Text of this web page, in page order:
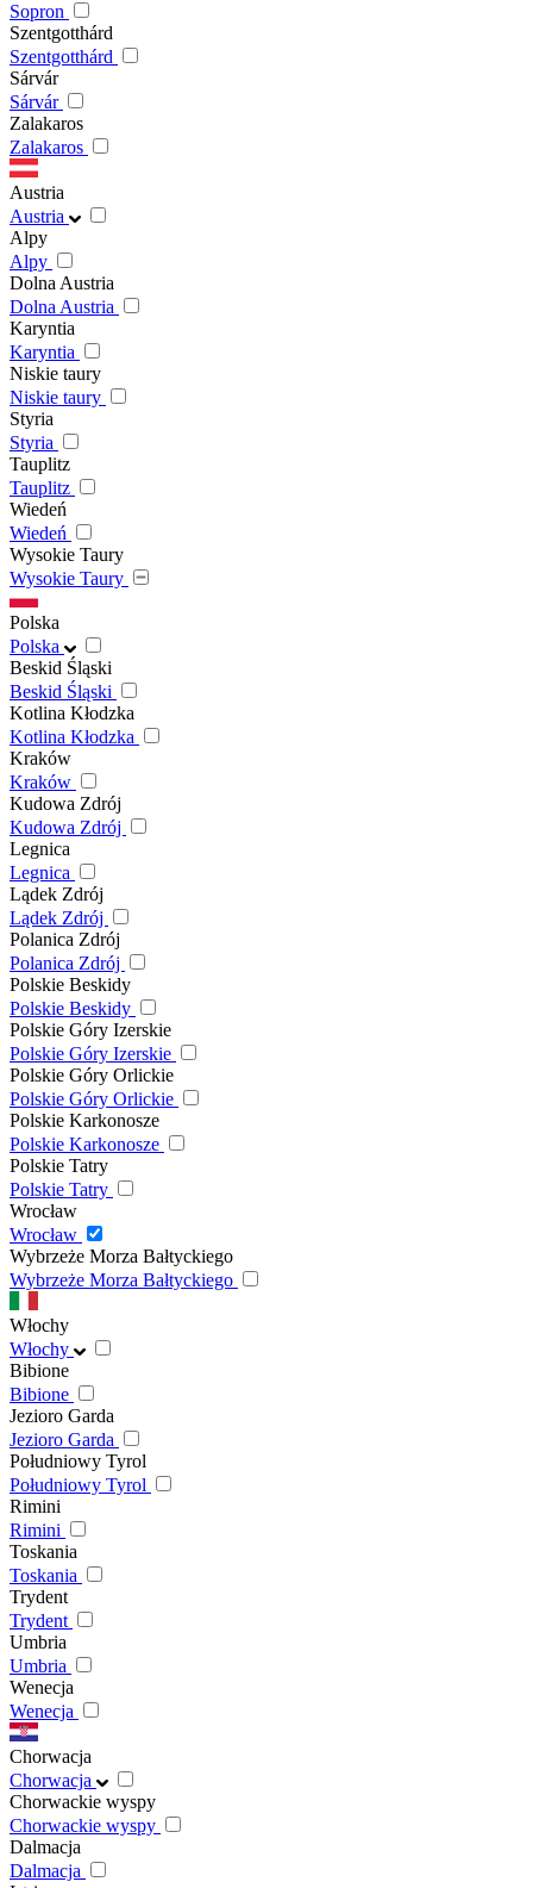
Sopron
Szentgotthárd
Szentgotthárd
Sárvár
Sárvár
Zalakaros
Zalakaros
Austria
Austria
Alpy
Alpy
Dolna Austria
Dolna Austria
Karyntia
Karyntia
Niskie taury
Niskie taury
Styria
Styria
Tauplitz
Tauplitz
Wiedeń
Wiedeń
Wysokie Taury
Wysokie Taury
Polska
Polska
Beskid Śląski
Beskid Śląski
Kotlina Kłodzka
Kotlina Kłodzka
Kraków
Kraków
Kudowa Zdrój
Kudowa Zdrój
Legnica
Legnica
Lądek Zdrój
Lądek Zdrój
Polanica Zdrój
Polanica Zdrój
Polskie Beskidy
Polskie Beskidy
Polskie Góry Izerskie
Polskie Góry Izerskie
Polskie Góry Orlickie
Polskie Góry Orlickie
Polskie Karkonosze
Polskie Karkonosze
Polskie Tatry
Polskie Tatry
Wrocław
Wrocław
Wybrzeże Morza Bałtyckiego
Wybrzeże Morza Bałtyckiego
Włochy
Włochy
Bibione
Bibione
Jezioro Garda
Jezioro Garda
Południowy Tyrol
Południowy Tyrol
Rimini
Rimini
Toskania
Toskania
Trydent
Trydent
Umbria
Umbria
Wenecja
Wenecja
Chorwacja
Chorwacja
Chorwackie wyspy
Chorwackie wyspy
Dalmacja
Dalmacja